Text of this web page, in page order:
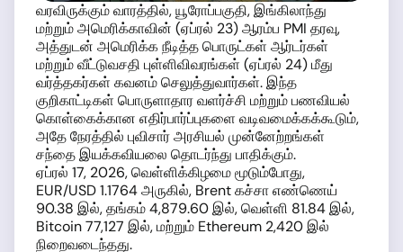
வரவிருக்கும் வாரத்தில், யூரோப்பகுதி, இங்கிலாந்து
மற்றும் அமெரிக்காவின் (ஏப்ரல் 23) ஆரம்ப PMI தரவு,
அத்துடன் அமெரிக்க நீடித்த பொருட்கள் ஆர்டர்கள்
மற்றும் வீட்டுவசதி புள்ளிவிவரங்கள் (ஏப்ரல் 24) மீது
வர்த்தகர்கள் கவனம் செலுத்துவார்கள். இந்த
குறிகாட்டிகள் பொருளாதார வளர்ச்சி மற்றும் பணவியல்
கொள்கைக்கான எதிர்பார்ப்புகளை வடிவமைக்கக்கூடும்,
அதே நேரத்தில் புவிசார் அரசியல் முன்னேற்றங்கள்
சந்தை இயக்கவியலை தொடர்ந்து பாதிக்கும்.
ஏப்ரல் 17, 2026, வெள்ளிக்கிழமை மூடும்போது,
EUR/USD 1.1764 அருகில், Brent கச்சா எண்ணெய்
90.38 இல், தங்கம் 4,879.60 இல், வெள்ளி 81.84 இல்,
Bitcoin 77,127 இல், மற்றும் Ethereum 2,420 இல்
நிறைவடைந்தது.